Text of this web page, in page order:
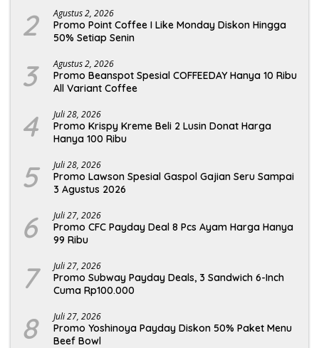
2 Agustus 2, 2026
Promo Point Coffee I Like Monday Diskon Hingga
50% Setiap Senin
3 Agustus 2, 2026
Promo Beanspot Spesial COFFEEDAY Hanya 10 Ribu
All Variant Coffee
4 Juli 28, 2026
Promo Krispy Kreme Beli 2 Lusin Donat Harga
Hanya 100 Ribu
5 Juli 28, 2026
Promo Lawson Spesial Gaspol Gajian Seru Sampai
3 Agustus 2026
6 Juli 27, 2026
Promo CFC Payday Deal 8 Pcs Ayam Harga Hanya
99 Ribu
7 Juli 27, 2026
Promo Subway Payday Deals, 3 Sandwich 6-Inch
Cuma Rp100.000
8 Juli 27, 2026
Promo Yoshinoya Payday Diskon 50% Paket Menu
Beef Bowl